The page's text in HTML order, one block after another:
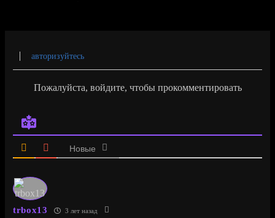
авторизуйтесь
Пожалуйста, войдите, чтобы прокомментировать
Новые
trbox13 3 лет назад